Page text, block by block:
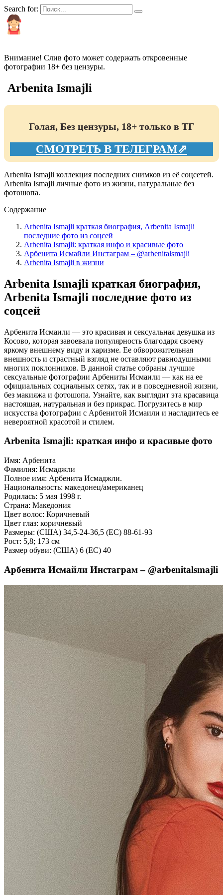
Search for:
Внимание! Слив фото может содержать откровенные
фотографии 18+ без цензуры.
Arbenita Ismajli
Голая, Без цензуры, 18+ только в ТГ
СМОТРЕТЬ В ТЕЛЕГРАМ⇗
Arbenita Ismajli коллекция последних снимков из её соцсетей.
Arbenita Ismajli личные фото из жизни, натуральные без
фотошопа.
Содержание
Arbenita Ismajli краткая биография, Arbenita Ismajli
последние фото из соцсей
Arbenita Ismajli: краткая инфо и красивые фото
Арбенита Исмайли Инстаграм – @arbenitalsmajli
Arbenita Ismajli в жизни
Arbenita Ismajli краткая биография,
Arbenita Ismajli последние фото из
соцсей
Арбенита Исмаили — это красивая и сексуальная девушка из
Косово, которая завоевала популярность благодаря своему
яркому внешнему виду и харизме. Ее обворожительная
внешность и страстный взгляд не оставляют равнодушными
многих поклонников. В данной статье собраны лучшие
сексуальные фотографии Арбениты Исмаили — как на ее
официальных социальных сетях, так и в повседневной жизни,
без макияжа и фотошопа. Узнайте, как выглядит эта красавица
настоящая, натуральная и без прикрас. Погрузитесь в мир
искусства фотографии с Арбенитой Исмаили и насладитесь ее
невероятной красотой и стилем.
Arbenita Ismajli: краткая инфо и красивые фото
Имя: Арбенита
Фамилия: Исмаджли
Полное имя: Арбенита Исмаджли.
Национальность: македонец/американец
Родилась: 5 мая 1998 г.
Страна: Македония
Цвет волос: Коричневый
Цвет глаз: коричневый
Размеры: (США) 34,5-24-36,5 (ЕС) 88-61-93
Рост: 5,8; 173 см
Размер обуви: (США) 6 (ЕС) 40
Арбенита Исмайли Инстаграм – @arbenitalsmajli